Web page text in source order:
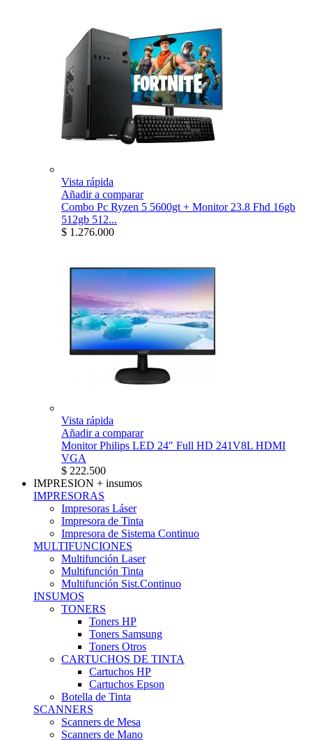
Vista rápida
Añadir a comparar
Combo Pc Ryzen 5 5600gt + Monitor 23.8 Fhd 16gb
512gb 512...
$ 1.276.000
Vista rápida
Añadir a comparar
Monitor Philips LED 24" Full HD 241V8L HDMI
VGA
$ 222.500
IMPRESION + insumos
IMPRESORAS
Impresoras Láser
Impresora de Tinta
Impresora de Sistema Continuo
MULTIFUNCIONES
Multifunción Laser
Multifunción Tinta
Multifunción Sist.Continuo
INSUMOS
TONERS
Toners HP
Toners Samsung
Toners Otros
CARTUCHOS DE TINTA
Cartuchos HP
Cartuchos Epson
Botella de Tinta
SCANNERS
Scanners de Mesa
Scanners de Mano